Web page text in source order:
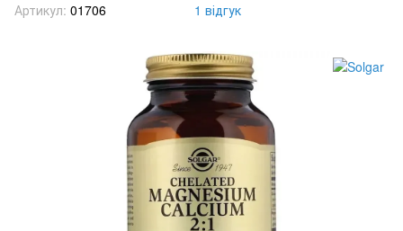
Артикул: 01706 1 відгук